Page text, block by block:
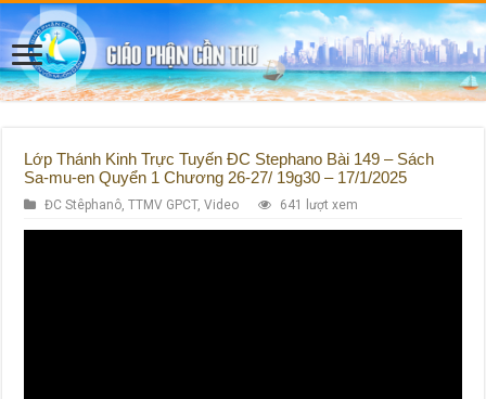
Lớp Thánh Kinh Trực Tuyến ĐC Stephano Bài 149 – Sách
Sa-mu-en Quyển 1 Chương 26-27/ 19g30 – 17/1/2025
ĐC Stêphanô ,TTMV GPCT,Video 641 lượt xem